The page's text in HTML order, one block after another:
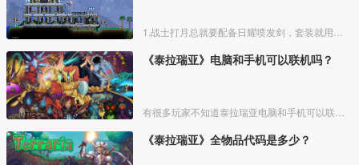
《泰拉瑞亚》电脑和手机可以联机吗？
《泰拉瑞亚》全物品代码是多少？